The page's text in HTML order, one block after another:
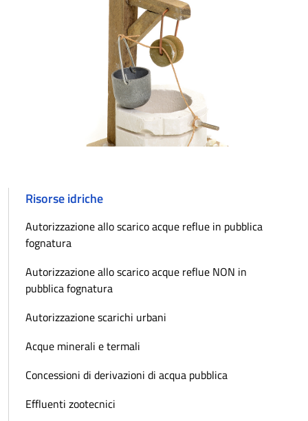
Risorse idriche
Autorizzazione allo scarico acque reflue in pubblica
fognatura
Autorizzazione allo scarico acque reflue NON in
pubblica fognatura
Autorizzazione scarichi urbani
Acque minerali e termali
Concessioni di derivazioni di acqua pubblica
Effluenti zootecnici